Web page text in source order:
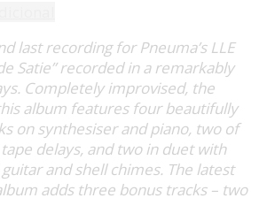
last recording for Pneuma’s LLE
Satie” recorded in a remarkably
Completely improvised, the
album features four beautifully
on synthesiser and piano, two of
delays, and two in duet with
and shell chimes. The latest
adds three bonus tracks – two